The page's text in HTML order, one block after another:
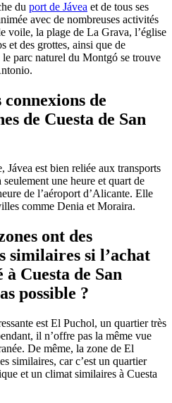
du port de Jávea et de tous ses
avec de nombreuses activités
voile, la plage de La Grava, l’église
et des grottes, ainsi que de
le parc naturel du Montgó se trouve
connexions de
de Cuesta de San
Jávea est bien reliée aux transports
une heure et quart de
de l’aéroport d’Alicante. Elle
comme Denia et Moraira.
ont des
similaires si l’achat
Cuesta de San
possible ?
est El Puchol, un quartier très
il n’offre pas la même vue
De même, la zone de El
similaires, car c’est un quartier
et un climat similaires à Cuesta